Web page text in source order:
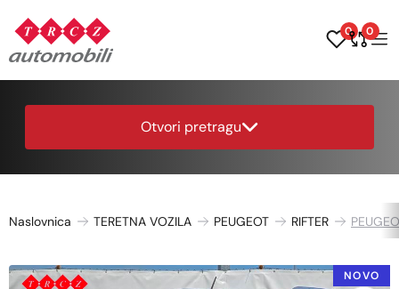
0 0
Otvori pretragu
Naslovnica TERETNA VOZILA PEUGEOT RIFTER
NOVO